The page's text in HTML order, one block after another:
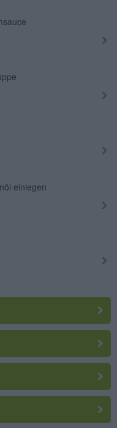
einlegen